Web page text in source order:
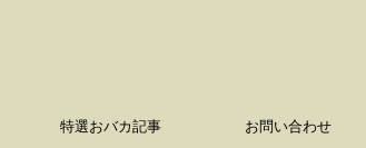
特選おバカ記事 お問い合わせ